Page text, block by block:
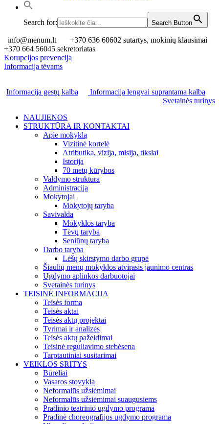
Search for: Search Button
info@menum.lt
+370 636 60602 sutartys, mokinių klausimai
+370 664 56045 sekretoriatas
Korupcijos prevencija
Informacija tėvams
Informacija gestų kalba
Informacija lengvai suprantama kalba
Svetainės turinys
NAUJIENOS
STRUKTŪRA IR KONTAKTAI
Apie mokyklą
Vizitinė kortelė
Atributika, vizija, misija, tikslai
Istorija
70 metų kūrybos
Valdymo struktūra
Administracija
Mokytojai
Mokytojų taryba
Savivalda
Mokyklos taryba
Tėvų taryba
Seniūnų taryba
Darbo taryba
Lėšų skirstymo darbo grupė
Šiaulių menų mokyklos atvirasis jaunimo centras
Ugdymo aplinkos darbuotojai
Svetainės turinys
TEISINĖ INFORMACIJA
Teisės forma
Teisės aktai
Teisės aktų projektai
Tyrimai ir analizės
Teisės aktų pažeidimai
Teisinė reguliavimo stebėsena
Tarptautiniai susitarimai
VEIKLOS SRITYS
Būreliai
Vasaros stovykla
Neformalūs užsiėmimai
Neformalūs užsiėmimai suaugusiems
Pradinio teatrinio ugdymo programa
Pradinė choreografijos ugdymo programa